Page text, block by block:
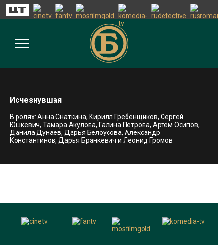
Исчезнувшая
В ролях: Анна Снаткина, Кирилл Гребенщиков, Сергей
Юшкевич, Тамара Акулова, Галина Петрова, Артём Осипов,
Данила Дунаев, Дарья Белоусова, Александр
Константинов, Дарья Бранкевич и Леонид Громов